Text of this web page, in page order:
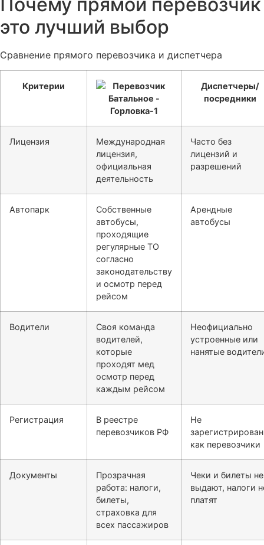
это лучший выбор
Сравнение прямого перевозчика и диспетчера
Критерии
Диспетчеры/
посредники
Лицензия
Международная
лицензия,
официальная
деятельность
Часто без
лицензий и
разрешений
Автопарк
Собственные
автобусы,
проходящие
регулярные ТО
согласно
законодательству
и осмотр перед
рейсом
Арендные
автобусы
Водители
Своя команда
водителей,
которые
проходят мед
осмотр перед
каждым рейсом
Неофициально
устроенные или
нанятые
Регистрация
В реестре
перевозчиков РФ
Не
как перевозчики
Документы
Прозрачная
работа: налоги,
билеты,
страховка для
всех пассажиров
Чеки и билеты не
выдают, налоги
платят